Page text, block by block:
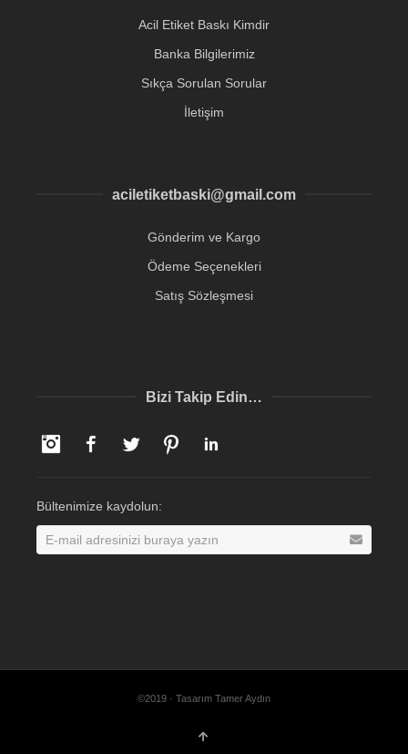
Acil Etiket Baskı Kimdir
Banka Bilgilerimiz
Sıkça Sorulan Sorular
İletişim
aciletiketbaski@gmail.com
Gönderim ve Kargo
Ödeme Seçenekleri
Satış Sözleşmesi
Bizi Takip Edin…
InstagramFacebookTwitter Pinterest
Bültenimize kaydolun:
©2019 · Tasarım Tamer Aydın